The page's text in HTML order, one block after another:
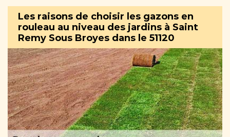
Les raisons de choisir les gazons en
rouleau au niveau des jardins à Saint
Remy Sous Broyes dans le 51120